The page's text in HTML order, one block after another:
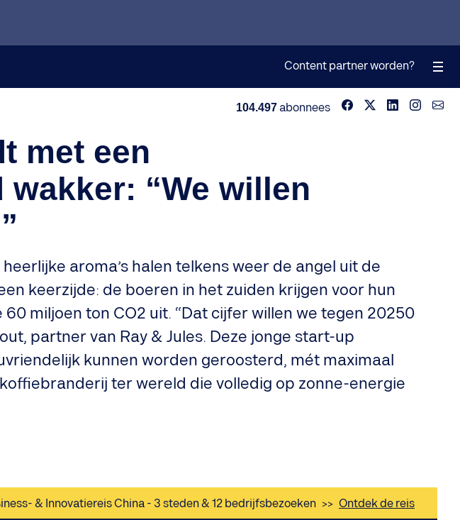
Content partner worden?
104.497 abonnees
met een
“We willen
aroma’s halen telkens weer de angel uit de
keerzijde: de boeren in het zuiden krijgen voor hun
miljoen ton CO2 uit. “Dat cijfer willen we tegen 20250
partner van Ray & Jules. Deze jonge start-up
kunnen worden geroosterd, mét maximaal
ter wereld die volledig op zonne-energie
& Innovatiereis China - 3 steden & 12 bedrijfsbezoeken >> Ontdek de reis